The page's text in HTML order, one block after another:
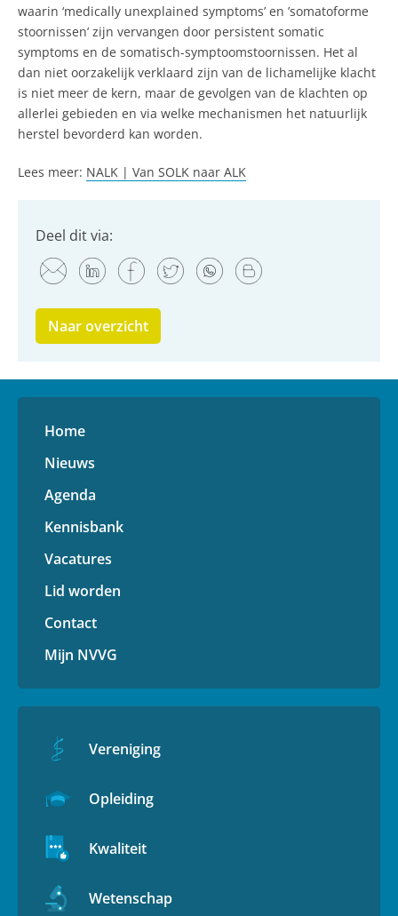
waarin ‘medically unexplained symptoms’ en ’somatoforme
stoornissen’ zijn vervangen door persistent somatic
symptoms en de somatisch-symptoomstoornissen. Het al
dan niet oorzakelijk verklaard zijn van de lichamelijke klacht
is niet meer de kern, maar de gevolgen van de klachten op
allerlei gebieden en via welke mechanismen het natuurlijk
herstel bevorderd kan worden.
Lees meer: NALK | Van SOLK naar ALK
Deel dit via:
Naar overzicht
Home
Nieuws
Agenda
Kennisbank
Vacatures
Lid worden
Contact
Mijn NVVG
Vereniging
Opleiding
Kwaliteit
Wetenschap